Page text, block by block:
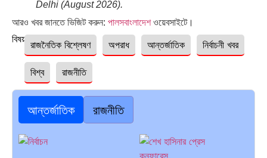
Delhi (August 2026).
আরও খবর জানতে ভিজিট করুন: পালসবাংলাদেশওয়েবসাইটে।
বিষয়ঃ রাজনৈতিক বিশ্লেষণ অপরাধ আন্তর্জাতিক নির্বাচনী খবর
বিশ্ব রাজনীতি
আন্তর্জাতিক রাজনীতি